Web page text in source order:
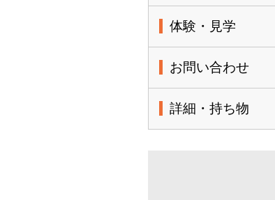
体験・見学
お問い合わせ
詳細・持ち物